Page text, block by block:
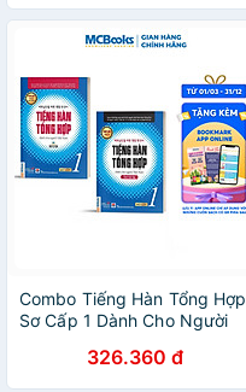
Combo Tiếng Hàn Tổng Hợp
Sơ Cấp 1 Dành Cho Người
Kèm App326.360 đ